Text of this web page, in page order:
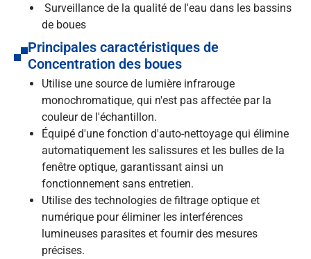
Surveillance de la qualité de l'eau dans les bassins
de boues
Principales caractéristiques de
Concentration des boues
Utilise une source de lumière infrarouge
monochromatique, qui n'est pas affectée par la
couleur de l'échantillon.
Équipé d'une fonction d'auto-nettoyage qui élimine
automatiquement les salissures et les bulles de la
fenêtre optique, garantissant ainsi un
fonctionnement sans entretien.
Utilise des technologies de filtrage optique et
numérique pour éliminer les interférences
lumineuses parasites et fournir des mesures
précises.